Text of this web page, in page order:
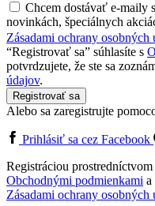
Chcem dostávať e-maily
novinkách, špeciálnych
Zásadami ochrany osobných
“Registrovať sa” súhlasíte s
potvrdzujete, že ste sa
údajov.
Registrovať sa
Alebo sa zaregistrujte
Prihlásiť sa cez Facebook
Registráciou
Obchodnými podmienkami a
Zásadami ochrany osobných